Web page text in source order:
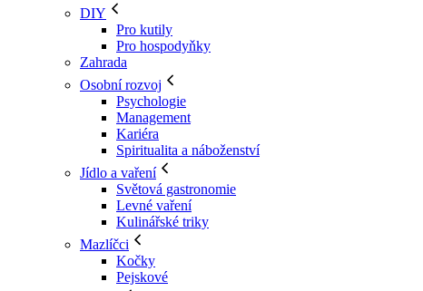
DIY
Pro kutily
Pro hospodyňky
Zahrada
Osobní rozvoj
Psychologie
Management
Kariéra
Spiritualita a náboženství
Jídlo a vaření
Světová gastronomie
Levné vaření
Kulinářské triky
Mazlíčci
Kočky
Pejskové